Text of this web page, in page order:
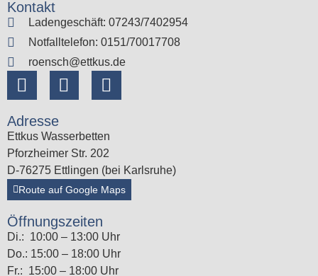
Kontakt
Ladengeschäft: 07243/7402954
Notfalltelefon: 0151/70017708
roensch@ettkus.de
Adresse
Ettkus Wasserbetten
Pforzheimer Str. 202
D-76275 Ettlingen (bei Karlsruhe)
Route auf Google Maps
Öffnungszeiten
Di.: 10:00 – 13:00 Uhr
Do.: 15:00 – 18:00 Uhr
Fr.: 15:00 – 18:00 Uhr